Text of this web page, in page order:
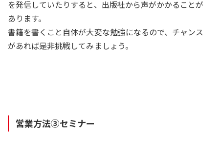
を発信していたりすると、出版社から声がかかることが
あります。
書籍を書くこと自体が大変な勉強になるので、チャンス
があれば是非挑戦してみましょう。
営業方法③セミナー